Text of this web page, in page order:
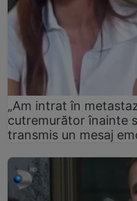
„Am intrat în
cutremurător înainte
transmis un mesaj